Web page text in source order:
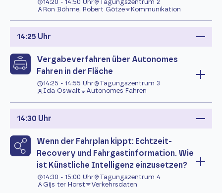
14:20 - 14:50 Uhr
Tagungszentrum 2
Ron Böhme, Robert Götze
Kommunikation
14:25 Uhr
Vergabeverfahren über Autonomes
Fahren in der Fläche
14:25 - 14:55 Uhr
Tagungszentrum 3
Ida Oswalt
Autonomes Fahren
14:30 Uhr
Wenn der Fahrplan kippt: Echtzeit-
Recovery und Fahrgastinformation. Wie
ist Künstliche Intelligenz einzusetzen?
14:30 - 15:00 Uhr
Tagungszentrum 4
Gijs ter Horst
Verkehrsdaten